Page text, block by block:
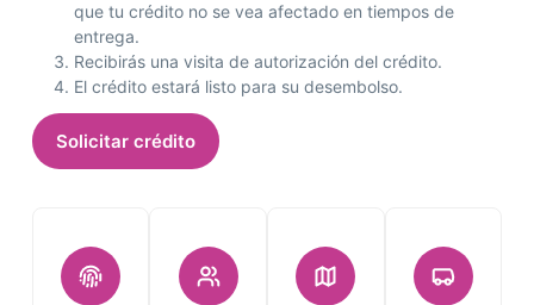
que tu crédito no se vea afectado en tiempos de
entrega.
Recibirás una visita de autorización del crédito.
El crédito estará listo para su desembolso.
Solicitar crédito